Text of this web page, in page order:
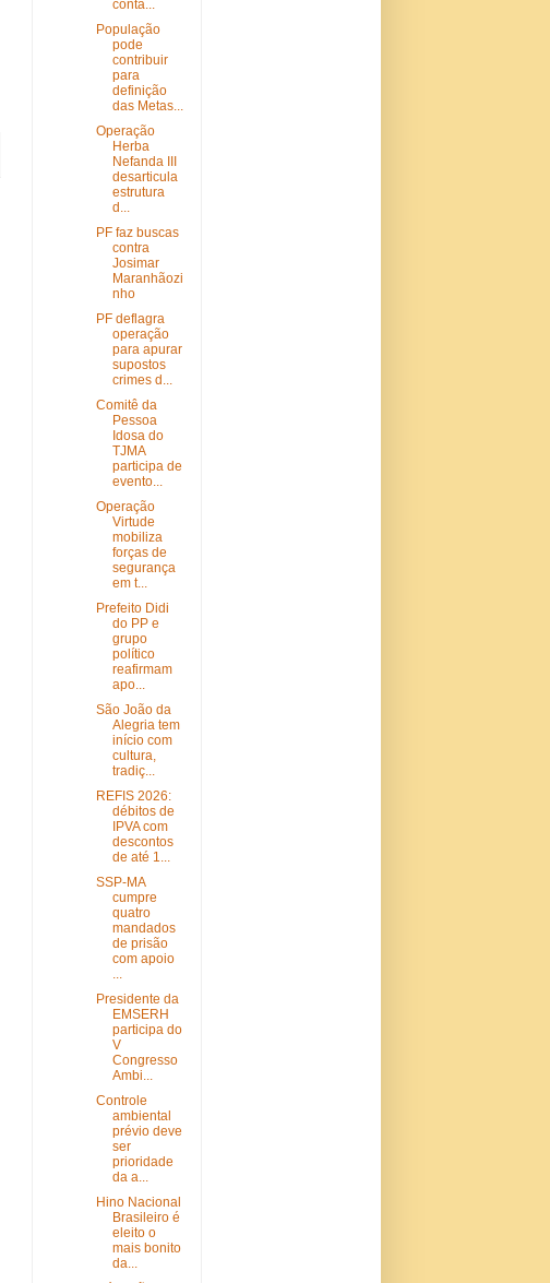
conta...
População
pode
contribuir
para
definição
das Metas...
Operação
Herba
Nefanda III
desarticula
estrutura
d...
PF faz buscas
contra
Josimar
Maranhãozi
nho
PF deflagra
operação
para apurar
supostos
crimes d...
Comitê da
Pessoa
Idosa do
TJMA
participa de
evento...
Operação
Virtude
mobiliza
forças de
segurança
em t...
Prefeito Didi
do PP e
grupo
político
reafirmam
apo...
São João da
Alegria tem
início com
cultura,
tradiç...
REFIS 2026:
débitos de
IPVA com
descontos
de até 1...
SSP-MA
cumpre
quatro
mandados
de prisão
com apoio
...
Presidente da
EMSERH
participa do
V
Congresso
Ambi...
Controle
ambiental
prévio deve
ser
prioridade
da a...
Hino Nacional
Brasileiro é
eleito o
mais bonito
da...